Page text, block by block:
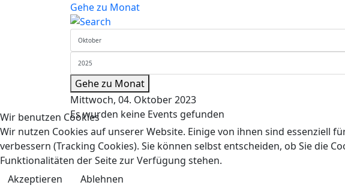
Gehe zu Monat
Gehe zu Monat
Mittwoch, 04. Oktober 2023
Es wurden keine Events gefunden
Wir benutzen Cookies
Wir nutzen Cookies auf unserer Website. Einige von ihnen sind essenziell
verbessern (Tracking Cookies). Sie können selbst entscheiden, ob Sie die
Funktionalitäten der Seite zur Verfügung stehen.
Akzeptieren
Ablehnen